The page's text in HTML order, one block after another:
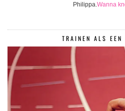
Philippa. Wanna
TRAINEN ALS EEN